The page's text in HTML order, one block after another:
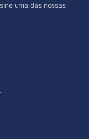
uma das nossas